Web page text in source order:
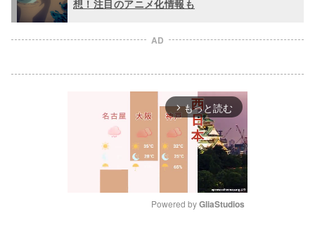
想！注目のアニメ化情報も
AD
arrow_forward_ios もっと読む
Powered by GliaStudios